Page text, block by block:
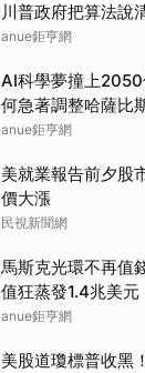
川普政府把算法說
anue鉅亨網
AI科學夢撞上
何急著調整哈薩比
anue鉅亨網
美就業報告前夕
價大漲
民視新聞網
馬斯克光環不再值
值狂蒸發1.4兆美元
anue鉅亨網
美股道瓊標普收黑